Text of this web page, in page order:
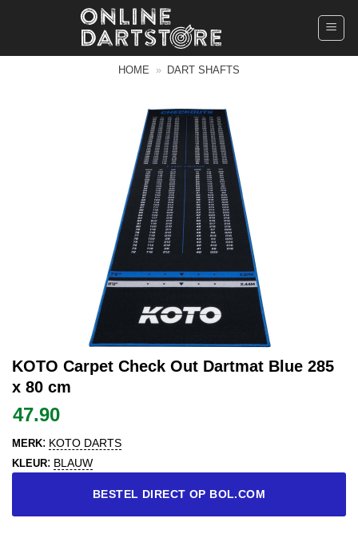
HOME » DART SHAFTS
KOTO Carpet Check Out Dartmat Blue 285
x 80 cm
47.90
MERK: KOTO DARTS
KLEUR: BLAUW
BESTEL DIRECT OP BOL.COM